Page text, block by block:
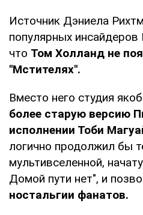
Источник Дэниела
популярных инсайдеров
что Том Холланд не
"Мстителях".
Вместо него студия
более старую версию
исполнении Тоби
логично продолжил бы
мультивселенной,
Домой пути нет", и
ностальгии фанатов.